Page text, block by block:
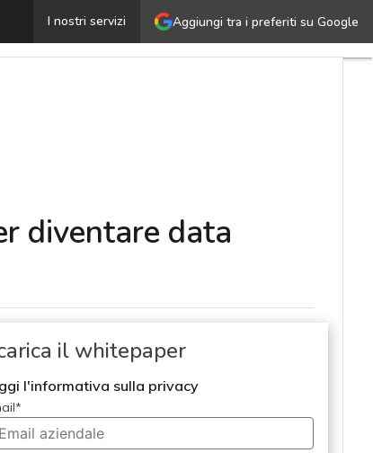
Aggiungi tra i preferiti su Google
I nostri servizi
ed ERP: l’integrazione che serve al business
diventare data
il whitepaper
l'informativa sulla privacy
*